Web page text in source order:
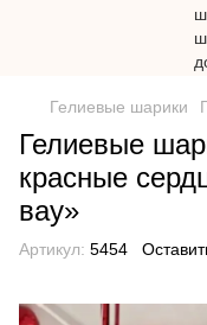
Гелиевые шарики
Гелиевые
красные
вау»
Артикул: 5454